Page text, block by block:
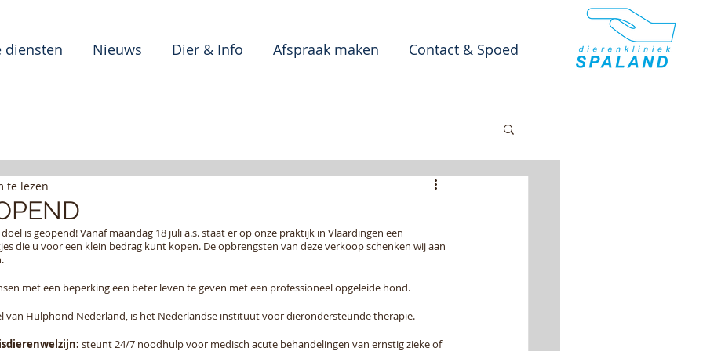
diensten Nieuws Dier & Info Afspraak maken Contact & Spoed
te lezen
is geopend! Vanaf maandag 18 juli a.s. staat er op onze praktijk in Vlaardingen een
die u voor een klein bedrag kunt kopen. De opbrengsten van deze verkoop schenken wij aan
met een beperking een beter leven te geven met een professioneel opgeleide hond.
van Hulphond Nederland, is het Nederlandse instituut voor dierondersteunde therapie.
steunt 24/7 noodhulp voor medisch acute behandelingen van ernstig zieke of